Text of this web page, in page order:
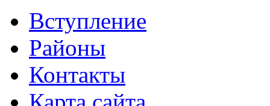
Вступление
Районы
Контакты